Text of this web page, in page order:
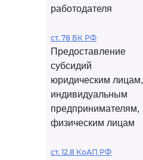
работодателя
ст. 78 БК РФ
Предоставление
субсидий
юридическим лицам,
индивидуальным
предпринимателям,
физическим лицам
ст. 12.8 КоАП РФ